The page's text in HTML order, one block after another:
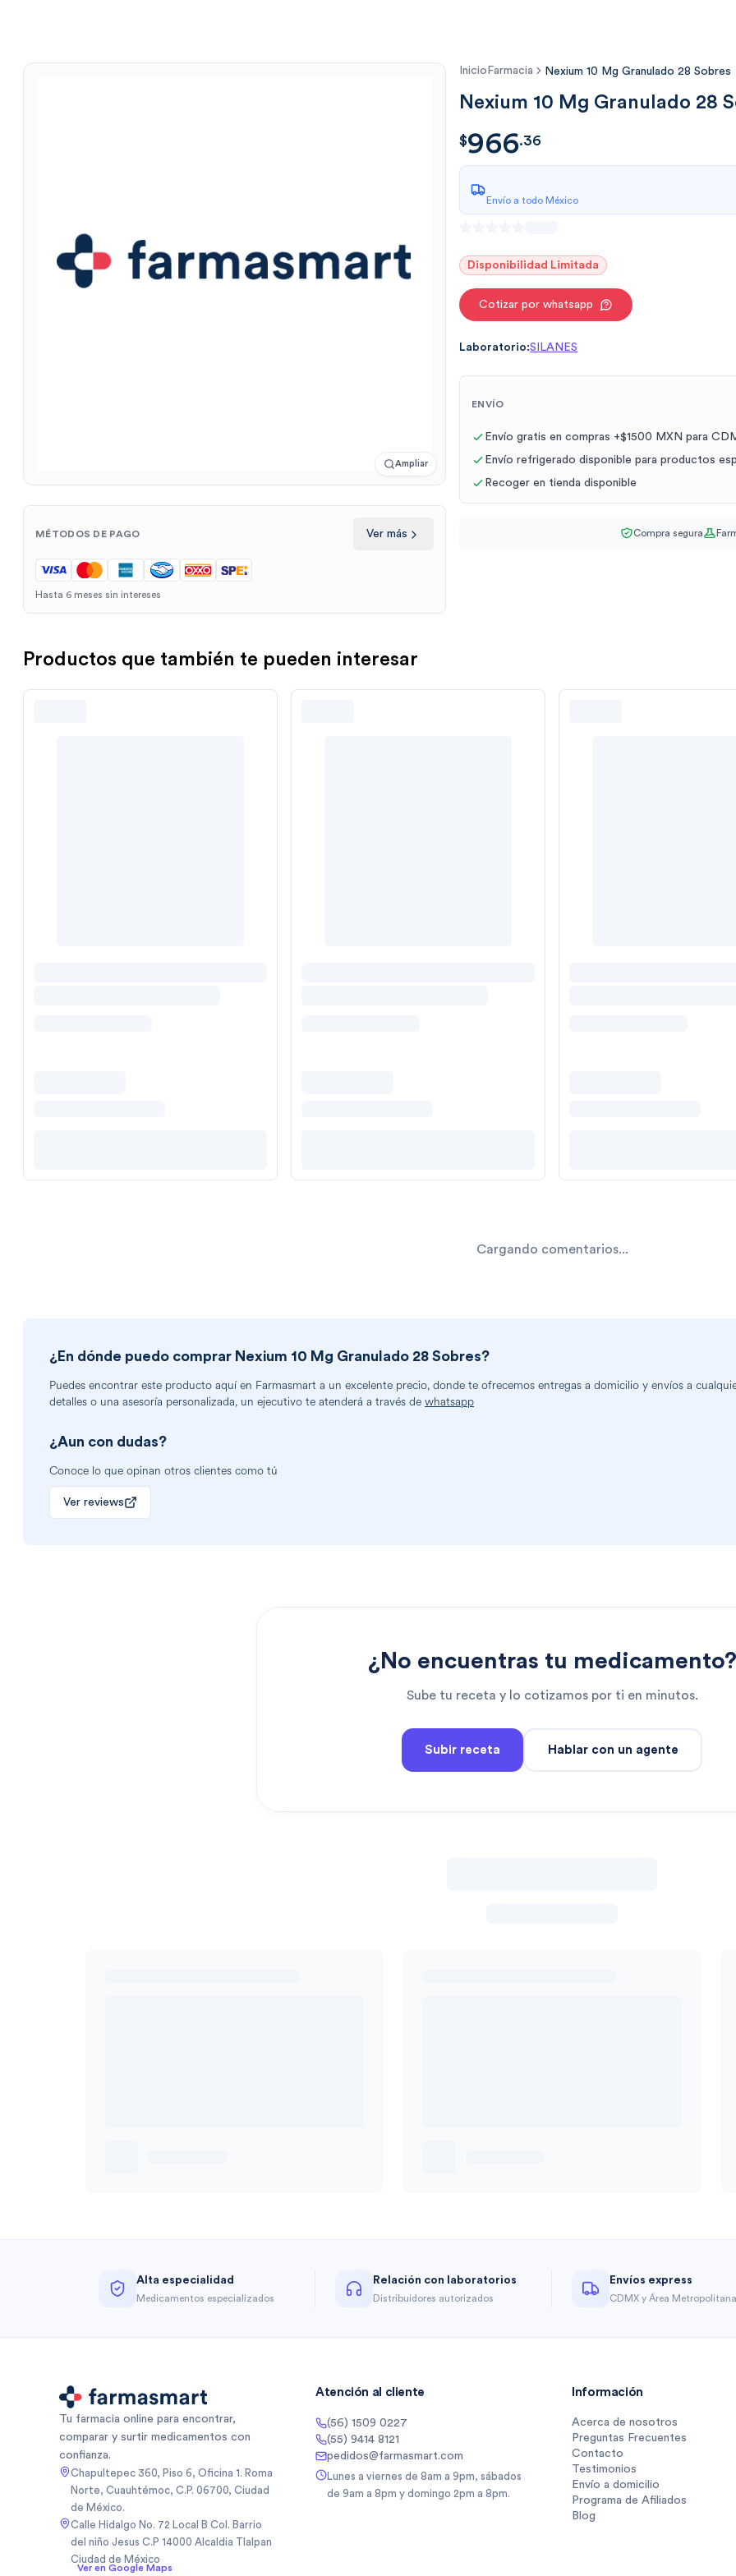
Ampliar
MÉTODOS DE PAGO Ver más
Hasta 6 meses sin intereses
Inicio Farmacia Nexium 10 Mg Granulado 28 Sobres
Nexium 10 Mg Granulado 28
$966.36
$966.36
Envío a todo México
Disponibilidad Limitada
Cotizar por whatsapp
Laboratorio:SILANES
ENVÍO
Envío gratis en compras +$1500 MXN para
Envío refrigerado disponible para productos
Recoger en tienda disponible
Compra segura
Productos que también te pueden interesar
Cargando comentarios...
¿En dónde puedo comprar Nexium 10 Mg Granulado 28 Sobres?
Puedes encontrar este producto aquí en Farmasmart a un excelente precio, donde te ofrecemos entregas a domicilio y envíos a
detalles o una asesoría personalizada, un ejecutivo te atenderá a través de whatsapp
¿Aun con dudas?
Conoce lo que opinan otros clientes como tú
Ver reviews
¿No encuentras tu medicamento?
Sube tu receta y lo cotizamos por ti en minutos.
Subir receta Hablar con un agente
Alta especialidad
Medicamentos especializados
Relación con laboratorios
Distribuidores autorizados
Envíos express
CDMX y Área Metropolitana
Tu farmacia online para encontrar,
comparar y surtir medicamentos con
confianza.
Chapultepec 360, Piso 6, Oficina 1. Roma
Norte, Cuauhtémoc, C.P. 06700, Ciudad
de México.
Calle Hidalgo No. 72 Local B Col. Barrio
del niño Jesus C.P 14000 Alcaldia Tlalpan
Ciudad de México
Ver en Google Maps
Atención al cliente
(56) 1509 0227
(55) 9414 8121
pedidos@farmasmart.com
Lunes a viernes de 8am a 9pm, sábados
de 9am a 8pm y domingo 2pm a 8pm.
Información
Acerca de nosotros
Preguntas Frecuentes
Contacto
Testimonios
Envío a domicilio
Programa de Afiliados
Blog